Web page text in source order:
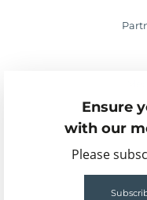
Ensure
with our
Please